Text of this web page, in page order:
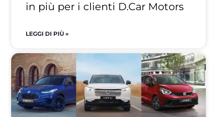
in più per i clienti D.Car Motors
LEGGI DI PIÙ »